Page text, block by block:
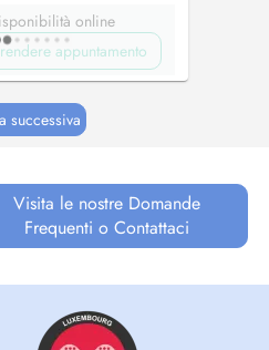
online
appuntamento
successiva
Visita le nostre Domande
Frequenti o Contattaci